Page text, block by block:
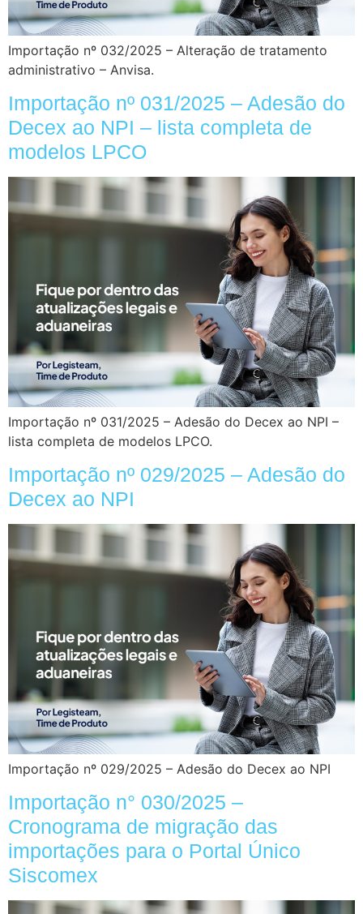
Importação nº 032/2025 – Alteração de tratamento
administrativo – Anvisa.
Importação nº 031/2025 – Adesão do
Decex ao NPI – lista completa de
modelos LPCO
Importação nº 031/2025 – Adesão do Decex ao NPI –
lista completa de modelos LPCO.
Importação nº 029/2025 – Adesão do
Decex ao NPI
Importação nº 029/2025 – Adesão do Decex ao NPI
Importação n° 030/2025 –
Cronograma de migração das
importações para o Portal Único
Siscomex